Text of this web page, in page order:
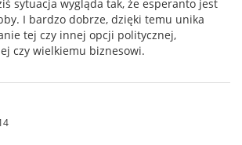
sytuacja wygląda tak, że esperanto jest
I bardzo dobrze, dzięki temu unika
tej czy innej opcji politycznej,
czy wielkiemu biznesowi.